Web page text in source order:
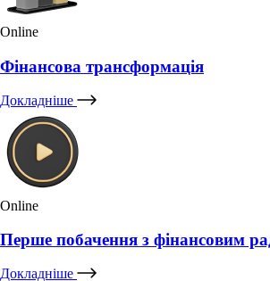
Online
Фінансова трансформація
Докладніше
Online
Перше побачення з фінансовим
Докладніше